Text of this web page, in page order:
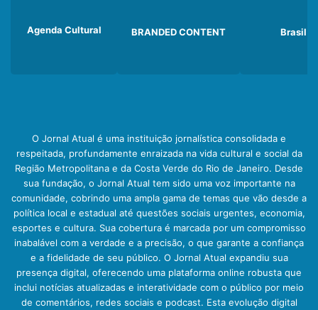
Agenda Cultural BRANDED CONTENT Brasil
O Jornal Atual é uma instituição jornalística consolidada e
respeitada, profundamente enraizada na vida cultural e social da
Região Metropolitana e da Costa Verde do Rio de Janeiro. Desde
sua fundação, o Jornal Atual tem sido uma voz importante na
comunidade, cobrindo uma ampla gama de temas que vão desde a
política local e estadual até questões sociais urgentes, economia,
esportes e cultura. Sua cobertura é marcada por um compromisso
inabalável com a verdade e a precisão, o que garante a confiança
e a fidelidade de seu público. O Jornal Atual expandiu sua
presença digital, oferecendo uma plataforma online robusta que
inclui notícias atualizadas e interatividade com o público por meio
de comentários, redes sociais e podcast. Esta evolução digital